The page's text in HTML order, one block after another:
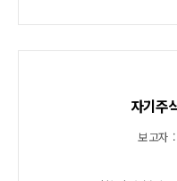
자기주
보고자